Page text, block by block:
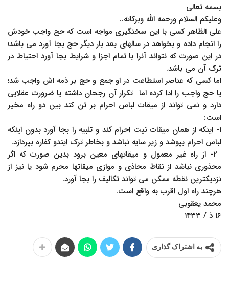
بسمه تعالی
وعلیکم السلام ورحمه الله وبرکاته‎..‎
علی الظاهر کسی با این سختگیری مواجه است که حج واجب خودش
را انجام داده و بخواهد در سالهای ‏بعد بار دیگر حج بجا آورد می باشد؛
در این صورت که نتواند آنرا با تمام اجزا و شرایط بجا آورد ‏احتیاط در
ترک آن می باشد.‏
اما کسی که عناصر استطاعت در او جمع و حج بر ذمه اش واجب شد؛
یا حج واجب را ادا کرده اما ‏تکرار آن رجحان داشته یا ضرورت عقلایی
دارد و نمی تواند از میقات لباس احرام بر تن کند بین دو ‏راه مخیر
است:‏
‏۱- اینکه از همان میقات نیت احرام کند و تلبیه را بجا آورد بدون اینکه
لباس احرام بپوشد و زیر سایه ‏نباشد و بخاطر ترک ایندو کفاره بپردازد.‏
‏ ۲- از راه غیر معمول و میقاتهای معین برود بدین صورت که اگر
محذوری نباشد از نقاط محاذی و ‏موازی میقاتها محرم شود یا نیز از
نزدیکترین نقطه ممکن می تواند تکالیف را بجا آورد. ‏
هرچند راه اول اقرب به واقع است. ‏‎ ‎
محمد یعقوبی ‏
به اشتراک گذاری